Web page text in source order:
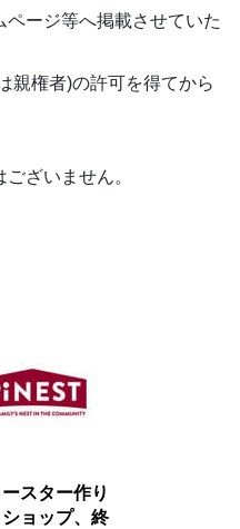
ージ等へ掲載させていた
親権者)の許可を得てから
ざいません。
スター作り
ョップ、終